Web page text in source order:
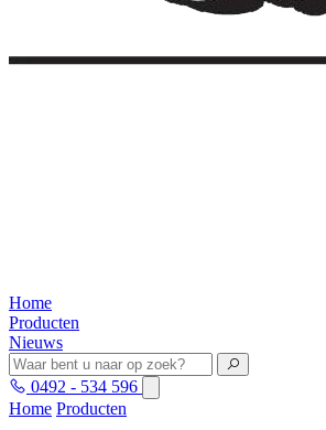
Home
Producten
Nieuws
0492 - 534 596
Home Producten